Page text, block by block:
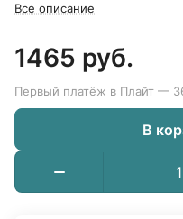
Все описание
1465 руб.
Первый платёж в Плайт —
В